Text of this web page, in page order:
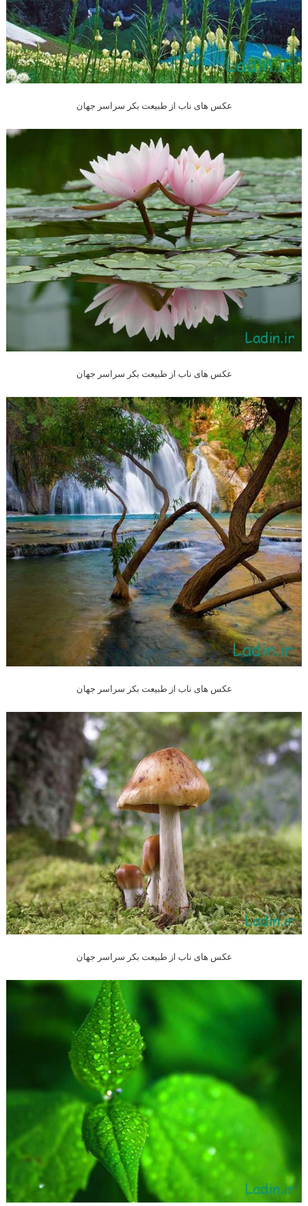
عکس های ناب از طبیعت بکر سراسر جهان
عکس های ناب از طبیعت بکر سراسر جهان
عکس های ناب از طبیعت بکر سراسر جهان
عکس های ناب از طبیعت بکر سراسر جهان